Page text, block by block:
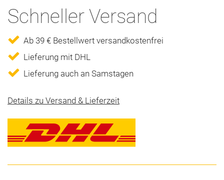
Schneller Versand
Ab 39 € Bestellwert versandkostenfrei
Lieferung mit DHL
Lieferung auch an Samstagen
Details zu Versand & Lieferzeit